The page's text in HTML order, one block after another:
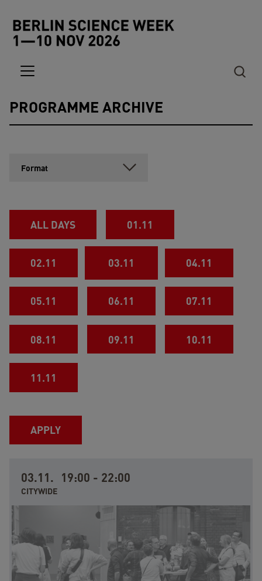
PROGRAMME ARCHIVE
ALL DAYS 01.11
02.11 03.11 04.11
05.11 06.11 07.11
08.11 09.11 10.11
11.11
03.11. 19:00 - 22:00
CITYWIDE